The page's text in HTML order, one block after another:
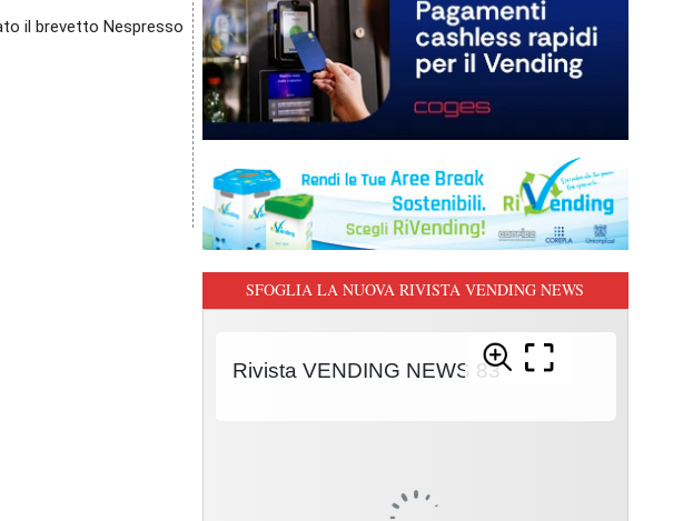
il brevetto Nespresso
SFOGLIA LA NUOVA RIVISTA VENDING NEWS